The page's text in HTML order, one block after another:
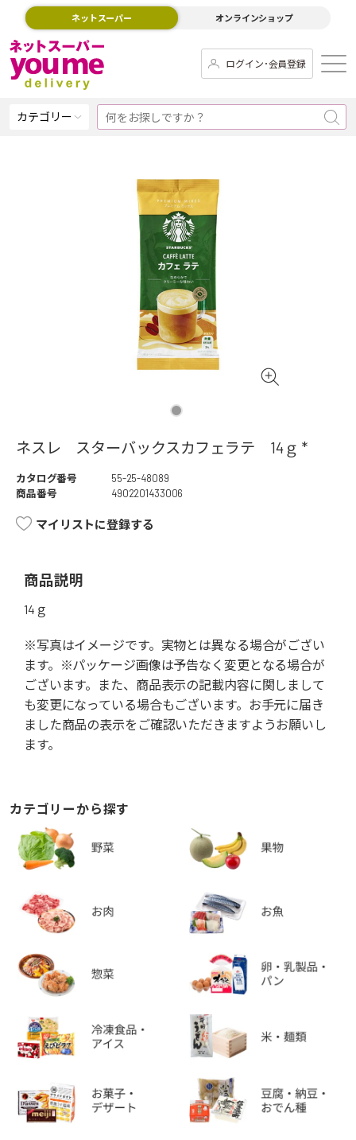
ネットスーパー オンラインショップ
ログイン･会員登録
カテゴリー
ネスレ スターバックスカフェラテ 14ｇ *
カタログ番号
55-25-48089
商品番号
4902201433006
マイリストに登録する
商品説明
14ｇ
※写真はイメージです。実物とは異なる場合がござい
ます。※パッケージ画像は予告なく変更となる場合が
ございます。また、商品表示の記載内容に関しまして
も変更になっている場合もございます。お手元に届き
ました商品の表示をご確認いただきますようお願いし
ます。
カテゴリーから探す